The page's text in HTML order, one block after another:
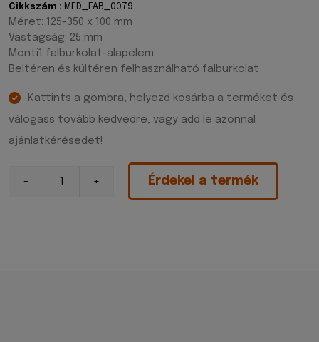
Cikkszám : MED_FAB_0079
Méret: 125-350 x 100 mm
Vastagság: 25 mm
Monti1 falburkolat-alapelem
Beltéren és kültéren felhasználható falburkolat
Kattints a gombra, helyezd kosárba a terméket és
válogass tovább kedvedre, vagy add le azonnal
ajánlatkérésedet!
Érdekel a termék